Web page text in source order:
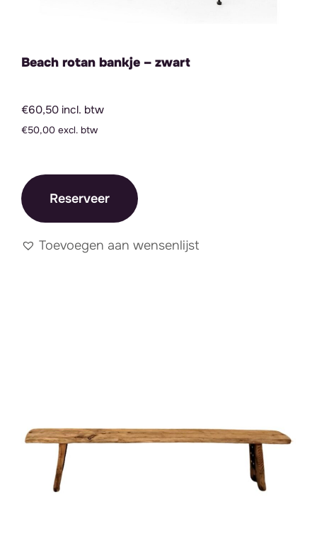
Beach rotan bankje – zwart
€60,50 incl. btw
€50,00 excl. btw
Reserveer
Toevoegen aan wensenlijst